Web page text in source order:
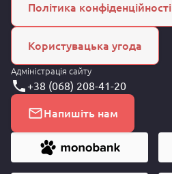
Політика конфіденційності
Користувацька угода
Адміністрація сайту
+38 (068) 208-41-20
Напишіть нам